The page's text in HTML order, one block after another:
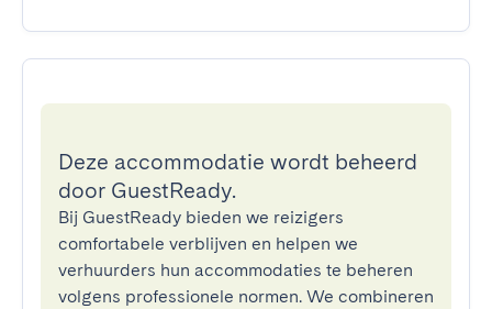
Deze accommodatie wordt beheerd
door GuestReady.
Bij GuestReady bieden we reizigers
comfortabele verblijven en helpen we
verhuurders hun accommodaties te beheren
volgens professionele normen. We combineren